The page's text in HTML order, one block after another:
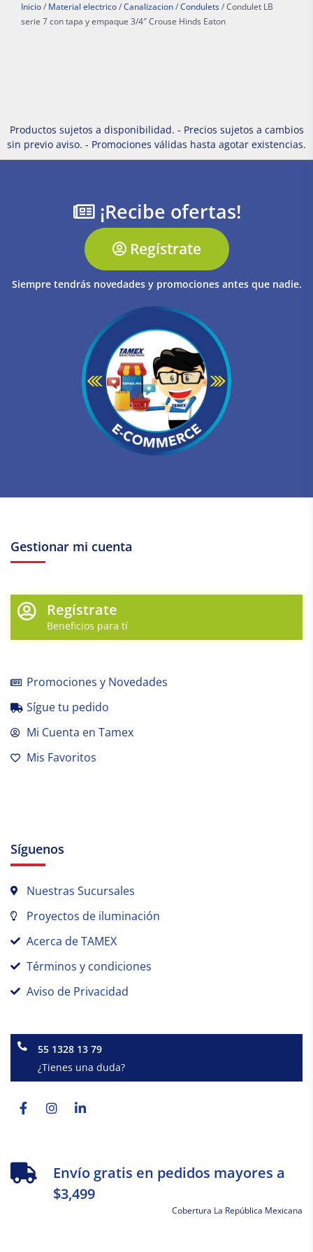
Inicio / Material electrico / Canalizacion / Condulets / Condulet LB
serie 7 con tapa y empaque 3/4″ Crouse Hinds Eaton
Productos sujetos a disponibilidad. - Precios sujetos a cambios
sin previo aviso. - Promociones válidas hasta agotar existencias.
¡Recibe ofertas!
Regístrate
Siempre tendrás novedades y promociones antes que nadie.
Gestionar mi cuenta
Regístrate
Beneficios para tí
Promociones y Novedades
Sígue tu pedido
Mi Cuenta en Tamex
Mis Favoritos
Síguenos
Nuestras Sucursales
Proyectos de iluminación
Acerca de TAMEX
Términos y condiciones
Aviso de Privacidad
55 1328 13 79
¿Tienes una duda?
f
Envío gratis en pedidos mayores a
$3,499
Cobertura La República Mexicana